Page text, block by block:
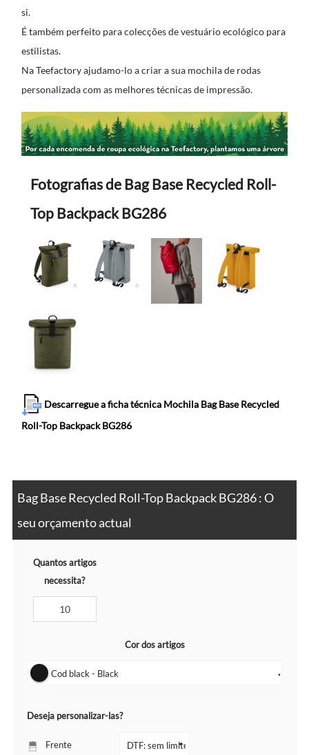
si.
É também perfeito para colecções de vestuário ecológico para
estilistas.
Na Teefactory ajudamo-lo a criar a sua mochila de rodas
personalizada com as melhores técnicas de impressão.
Fotografias de Bag Base Recycled Roll-
Top Backpack BG286
Descarregue a ficha técnica Mochila Bag Base Recycled
Roll-Top Backpack BG286
Bag Base Recycled Roll-Top Backpack BG286 : O
seu orçamento actual
Quantos artigos
necessita?
Cor dos artigos
Cod black - Black ▼
Deseja personalizar-las?
Frente